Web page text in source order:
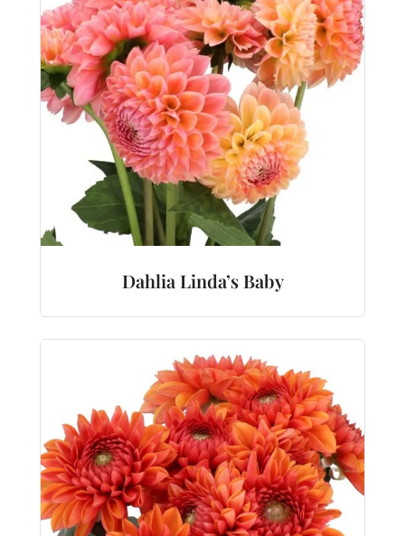
Dahlia Linda’s Baby